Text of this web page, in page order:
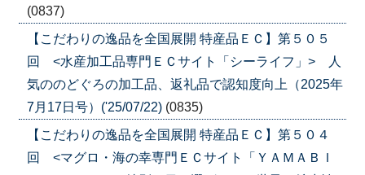
(0837)
【こだわりの逸品を全国展開 特産品ＥＣ】第５０５
回 <水産加工品専門ＥＣサイト「シーライフ」> 人
気ののどぐろの加工品、返礼品で認知度向上（2025年
7月17日号）('25/07/22) (0835)
【こだわりの逸品を全国展開 特産品ＥＣ】第５０４
回 <マグロ・海の幸専門ＥＣサイト「ＹＡＭＡＢＩ